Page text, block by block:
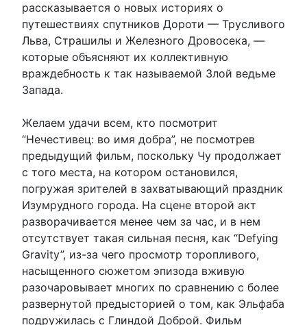
рассказывается о новых историях о
путешествиях спутников Дороти — Трусливого
Льва, Страшилы и Железного Дровосека, —
которые объясняют их коллективную
враждебность к так называемой Злой ведьме
Запада.
Желаем удачи всем, кто посмотрит
“Нечестивец: во имя добра”, не посмотрев
предыдущий фильм, поскольку Чу продолжает
с того места, на котором остановился,
погружая зрителей в захватывающий праздник
Изумрудного города. На сцене второй акт
разворачивается менее чем за час, и в нем
отсутствует такая сильная песня, как “Defying
Gravity”, из-за чего просмотр торопливого,
насыщенного сюжетом эпизода вживую
разочаровывает многих по сравнению с более
развернутой предысторией о том, как Эльфаба
подружилась с Глиндой Доброй. Фильм